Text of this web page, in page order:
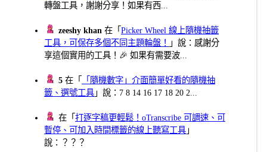
轉盤工具，謝謝分享！如果有西...
zeeshy khan 在「Picker Wheel 線上隨機抽籤
工具，可保存多個不同主題輪盤！
」說：感謝分
享這個實用的工具！🎉 如果有需要波...
5 在「
「隨機數字」介面簡單好看的隨機抽
籤、選號工具 」說：7 8 14 16 17 18 20 2...
在「打逐字稿更輕鬆！oTranscribe 可調速、可
暫停、可加入時間標籤的線上聽寫工具 」
說：？？？